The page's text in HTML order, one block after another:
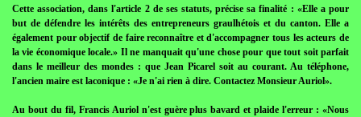
Cette association, dans l'article 2 de ses statuts, précise sa finalité : «Elle a pour
but de défendre les intérêts des entrepreneurs graulhétois et du canton. Elle a
également pour objectif de faire reconnaître et d'accompagner tous les acteurs de
la vie économique locale.» Il ne manquait qu'une chose pour que tout soit parfait
dans le meilleur des mondes : que Jean Picarel soit au courant. Au téléphone,
l'ancien maire est laconique : «Je n'ai rien à dire. Contactez Monsieur Auriol».
Au bout du fil, Francis Auriol n'est guère plus bavard et plaide l'erreur : «Nous